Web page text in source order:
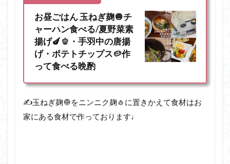
お昼ごはん 玉ねぎ麹🧅チ
ャーハン食べる/夏野菜素
揚げ🍆🫑・手羽中の唐揚
げ・ポテトチップス🥔作
って食べる晩酌
✍️玉ねぎ麹🧅をニンニク麹🧄に置きかえて食材はお
家にある食材で作っております♩